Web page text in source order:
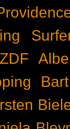
ZDF